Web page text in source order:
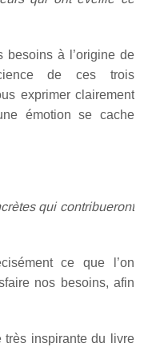
besoins à l’origine de
de ces trois
exprimer clairement
émotion se cache
qui contribueront
ce que l’on
nos besoins, afin
très inspirante du livre